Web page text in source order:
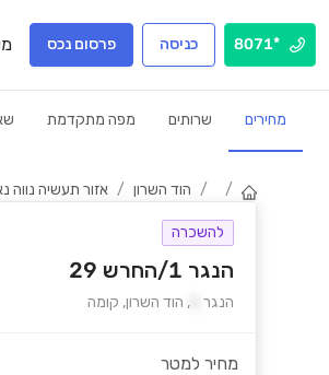
*8071 כניסה פרסום נכס
מחירים שרותים מפה מתקדמת
/
/ הוד השרון / אזור תעשיה נווה
להשכרה
הנגר 1/החרש 29
הנגר , הוד השרון, קומה
מחיר למטר